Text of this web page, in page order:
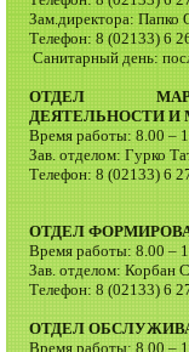
Зам.директора: Папко
Телефон: 8 (02133) 6
Санитарный день:
ОТДЕЛ
ДЕЯТЕЛЬНОСТИ И
Время работы: 8.00 –
Зав. отделом: Гурко
Телефон: 8 (02133) 6
ОТДЕЛ
Время работы: 8.00 –
Зав. отделом: Корбан
Телефон: 8 (02133) 6
ОТДЕЛ
Время работы: 8.00 –